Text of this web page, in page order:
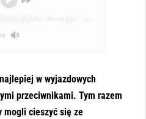
w wyjazdowych
przeciwnikami. Tym razem
mogli cieszyć się ze